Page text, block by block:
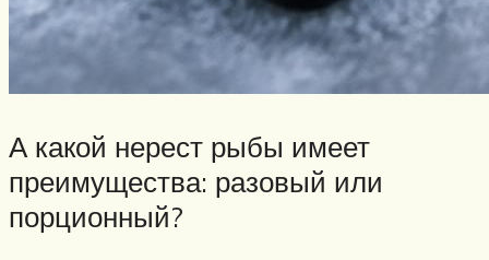
А какой нерест рыбы имеет
преимущества: разовый или
порционный?